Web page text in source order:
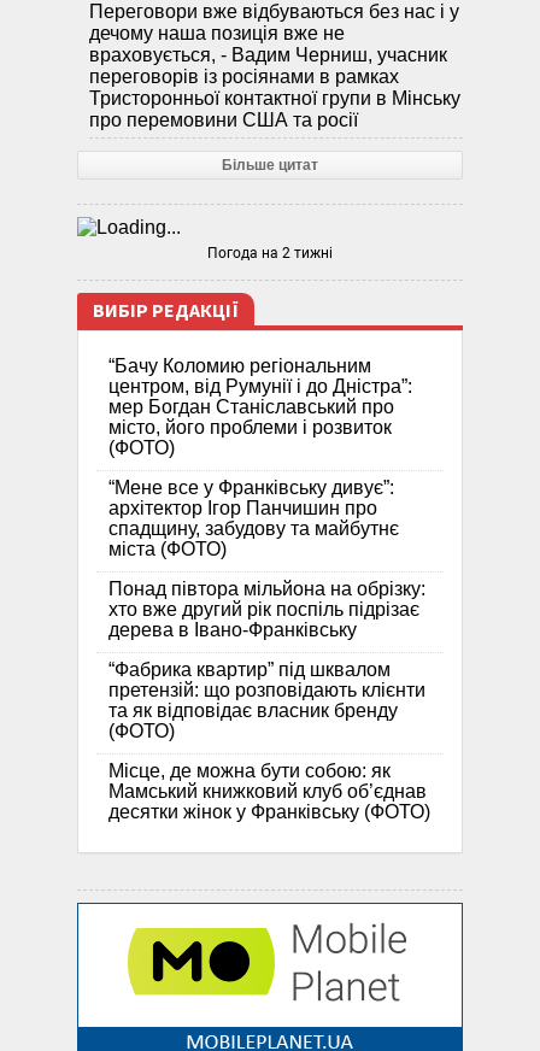
Переговори вже відбуваються без нас і у
дечому наша позиція вже не
враховується, - Вадим Черниш, учасник
переговорів із росіянами в рамках
Тристоронньої контактної групи в Мінську
про перемовини США та росії
Більше цитат
Погода на 2 тижні
ВИБІР РЕДАКЦІЇ
“Бачу Коломию регіональним
центром, від Румунії і до Дністра”:
мер Богдан Станіславський про
місто, його проблеми і розвиток
(ФОТО)
“Мене все у Франківську дивує”:
архітектор Ігор Панчишин про
спадщину, забудову та майбутнє
міста (ФОТО)
Понад півтора мільйона на обрізку:
хто вже другий рік поспіль підрізає
дерева в Івано-Франківську
“Фабрика квартир” під шквалом
претензій: що розповідають клієнти
та як відповідає власник бренду
(ФОТО)
Місце, де можна бути собою: як
Мамський книжковий клуб об’єднав
десятки жінок у Франківську (ФОТО)